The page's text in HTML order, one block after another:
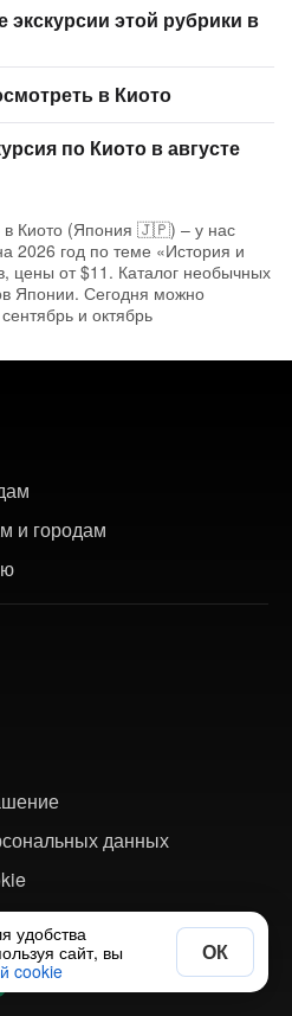
этой рубрики в
в Киото
по Киото в августе
в Киото (Япония 🇯🇵) – у нас
2026 год по теме «История и
цены от $11. Каталог необычных
Японии. Сегодня можно
и октябрь
и городам
данных
удобства
сайт, вы
cookie
ОК